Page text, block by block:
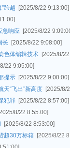
跨越
[2025/8/22 9:13:00]
急响应 [2025/8/22
长
[2025/8/22 9:08:00]
色体编辑技术 [2025/8/
22 9:05:00]
提示 [2025/8/22 9:00:00]
“飞出”新高度 [2025/8/
犯罪 [2025/8/22 8:57:00]
8/22 8:55:00]
[2025/8/22 8:53:00]
超30万标箱
[2025/8/22